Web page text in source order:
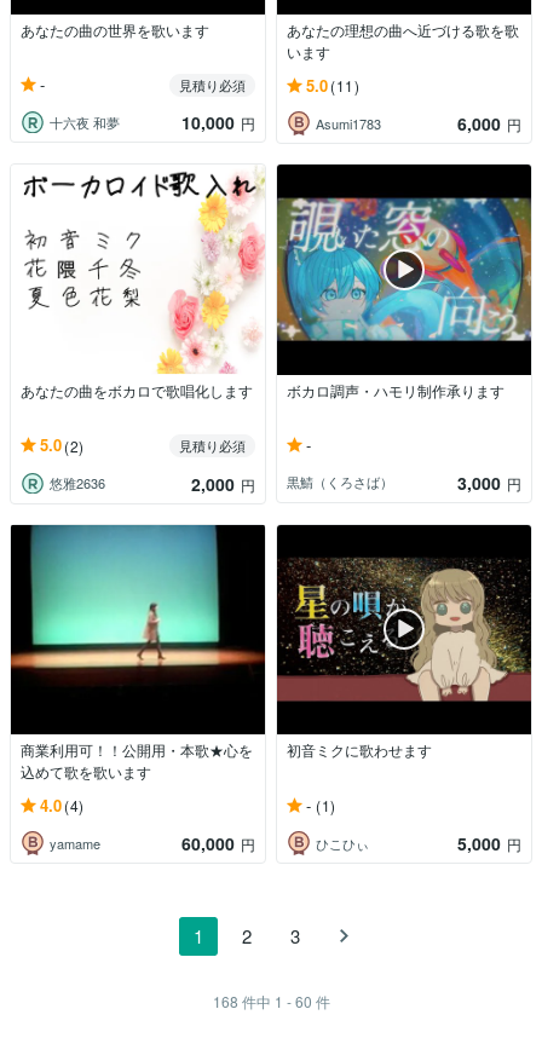
あなたの曲の世界を歌います
-
見積り必須
十六夜 和夢
10,000 円
あなたの理想の曲へ近づける歌を歌
います
5.0(11)
Asumi1783 6,000 円
あなたの曲をボカロで歌唱化します
5.0(2)
見積り必須
悠雅2636
2,000 円
ボカロ調声・ハモリ制作承ります
-
黒鯖（くろさば） 3,000 円
商業利用可！！公開用・本歌★心を
込めて歌を歌います
4.0(4)
yamame 60,000 円
初音ミクに歌わせます
- (1)
ひこひぃ 5,000 円
1 2 3
168 件中 1 - 60 件